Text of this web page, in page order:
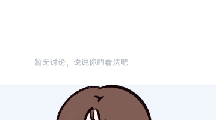
暂无讨论，说说你的看法吧